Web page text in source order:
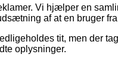
Vi hjælper en
af at en bruger
tit, men der
oplysninger.